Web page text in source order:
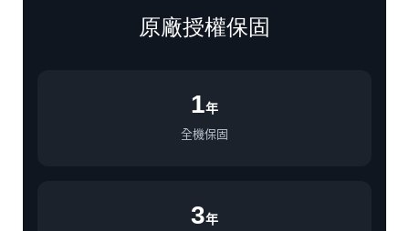
原廠授權保固
1年
全機保固
3年